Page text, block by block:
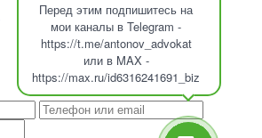
Перед этим подпишитесь на
мои каналы в Telegram -
https://t.me/antonov_advokat
или в MAX -
https://max.ru/id6316241691_biz